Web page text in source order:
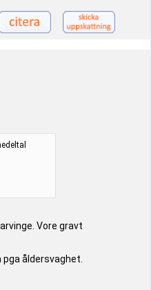
Vore gravt
åldersvaghet.